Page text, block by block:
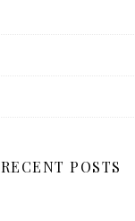
RECENT POSTS